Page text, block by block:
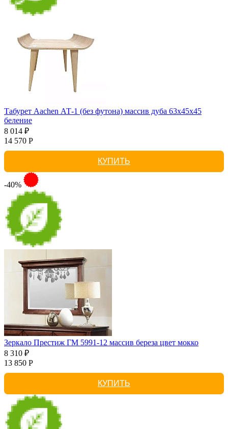
Табурет Aachen АТ-1 (без футона) массив дуба 63х45х45
беление
8 014 ₽
14 570 Р
КУПИТЬ
-40%
Зеркало Престиж ГМ 5991-12 массив береза цвет мокко
8 310 ₽
13 850 Р
КУПИТЬ